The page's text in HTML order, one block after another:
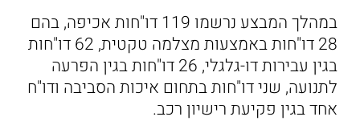
במהלך המבצע נרשמו 119 דו"חות אכיפה, בהם
28 דו"חות באמצעות מצלמה טקטית, 62 דו"חות
בגין עבירות דו-גלגלי, 26 דו"חות בגין הפרעה
לתנועה, שני דו"חות בתחום איכות הסביבה ודו"ח
אחד בגין פקיעת רישיון רכב.